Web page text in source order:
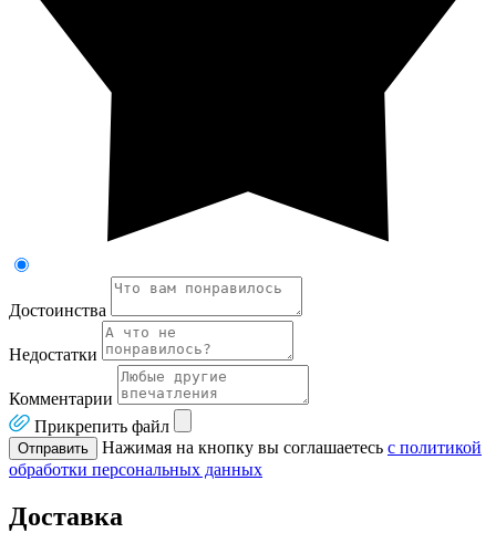
Достоинства
Недостатки
Комментарии
Прикрепить файл
Отправить Нажимая на кнопку вы соглашаетесь с политикой
обработки персональных данных
Доставка